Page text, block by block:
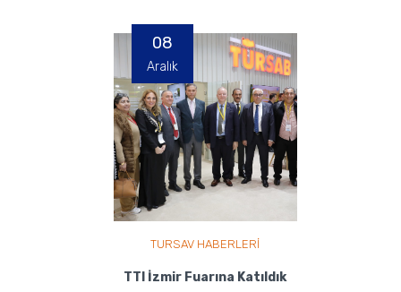
TURSAV HABERLERİ
TTI İzmir Fuarına Katıldık
08
Aralık